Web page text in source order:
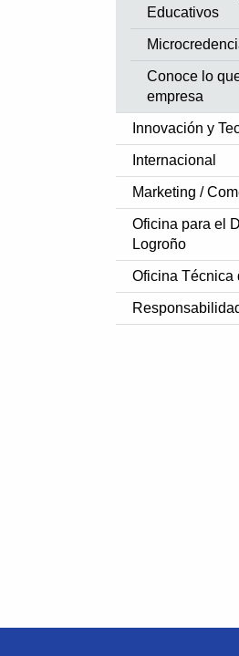
Educativos
Conoce lo
empresa
Innovación y
Internacional
Marketing /
Oficina para el
Logroño
Oficina Técnica